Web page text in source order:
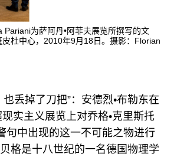
Pariani为萨阿丹•阿菲夫展览所撰写的文
杜中心，2010年9月18日。摄影：Florian
丢掉了刀把”：安德烈•布勒东在
实主义展览上对乔格•克里斯托
句中出现的这一不可能之物进行
格是十八世纪的一名德国物理学